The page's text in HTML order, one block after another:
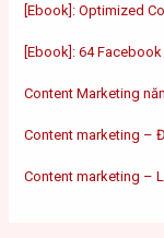
[Ebook]: Optimized
[Ebook]: 64
Content Marketing
Content marketing –
Content marketing –